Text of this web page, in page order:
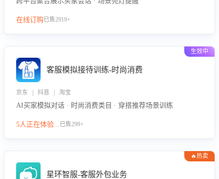
在线订购已售2919+
生效中
客服模拟接待训练-时尚消费
京东 | 抖音 | 淘宝
AI买家模拟对话 · 时尚消费类目 · 穿搭推荐场景训练
5人正在体验...已售299+
🔥热卖
星环智服-客服外包业务